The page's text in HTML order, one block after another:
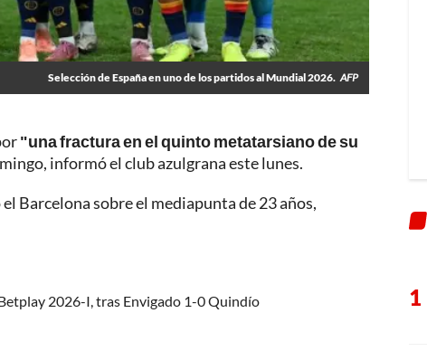
Selección de España en uno de los partidos al Mundial 2026. AFP
"una fractura en el quinto metatarsiano de su
informó el club azulgrana este lunes.
el Barcelona sobre el mediapunta de 23 años,
2026-I, tras Envigado 1-0 Quindío